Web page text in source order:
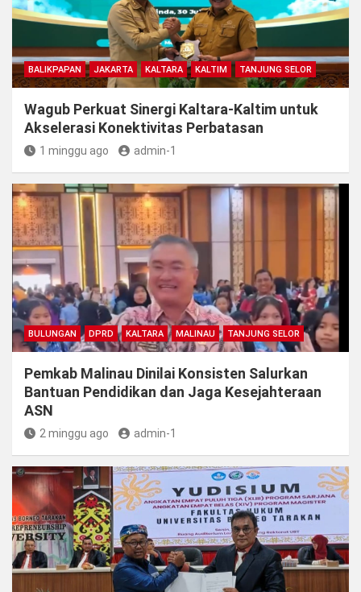
BALIKPAPAN JAKARTA KALTARA KALTIM TANJUNG SELOR
Wagub Perkuat Sinergi Kaltara-Kaltim untuk
Akselerasi Konektivitas Perbatasan
1 minggu ago admin-1
BULUNGAN DPRD KALTARA MALINAU TANJUNG SELOR
Pemkab Malinau Dinilai Konsisten Salurkan
Bantuan Pendidikan dan Jaga Kesejahteraan
ASN
2 minggu ago admin-1